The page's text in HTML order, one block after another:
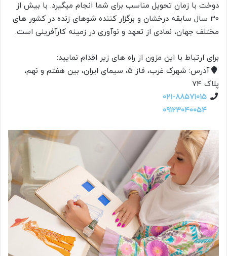
دوخت با زمان تحویل مناسب برای شما انجام میگیرد. با بیش از
30 سال سابقه درخشان و برگزار کننده شوهای زنده در کشور های
مختلف جهان، نمادی از تعهد و نوآوری در زمینه کارآفرینی است.
برای ارتباط با این مزون از راه های زیر اقدام نمایید:
آدرس: شهرک غرب، فاز ۵، سیمای ایران، بین هفتم و نهم،
پلاک ۷۴
۰۲۱-۸۸۵۷۱۰۱۵
۰۹۱۲۳۰۴۰۰۵۴